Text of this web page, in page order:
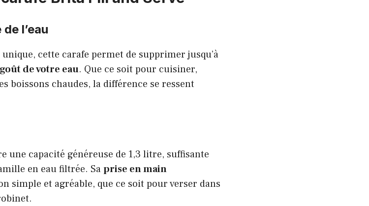
l’eau
cette carafe permet de supprimer jusqu’à
de votre eau. Que ce soit pour cuisiner,
boissons chaudes, la différence se ressent
une capacité généreuse de 1,3 litre, suffisante
en eau filtrée. Saprise en main
simple et agréable, que ce soit pour verser dans